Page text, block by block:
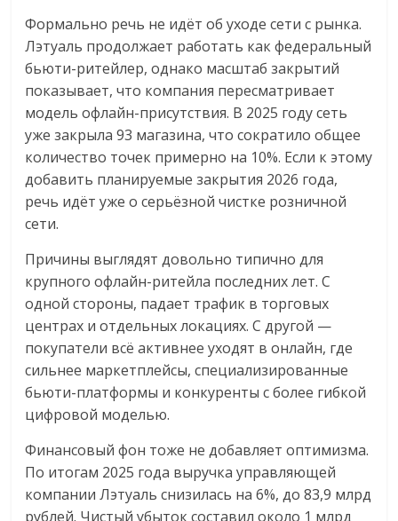
Формально речь не идёт об уходе сети с рынка.
Лэтуаль продолжает работать как федеральный
бьюти-ритейлер, однако масштаб закрытий
показывает, что компания пересматривает
модель офлайн-присутствия. В 2025 году сеть
уже закрыла 93 магазина, что сократило общее
количество точек примерно на 10%. Если к этому
добавить планируемые закрытия 2026 года,
речь идёт уже о серьёзной чистке розничной
сети.
Причины выглядят довольно типично для
крупного офлайн-ритейла последних лет. С
одной стороны, падает трафик в торговых
центрах и отдельных локациях. С другой —
покупатели всё активнее уходят в онлайн, где
сильнее маркетплейсы, специализированные
бьюти-платформы и конкуренты с более гибкой
цифровой моделью.
Финансовый фон тоже не добавляет оптимизма.
По итогам 2025 года выручка управляющей
компании Лэтуаль снизилась на 6%, до 83,9 млрд
рублей. Чистый убыток составил около 1 млрд